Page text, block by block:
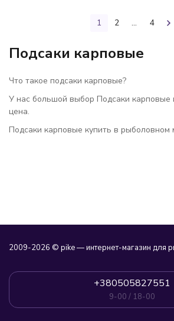
1 2 ... 4
Подсаки карповые
Что такое подсаки карповые?
У нас большой выбор Подсаки карповые
цена.
Подсаки карповые купить в рыболовном
2009-2026 © pike — интернет-магазин для
+380505827551
9-00 / 18-00